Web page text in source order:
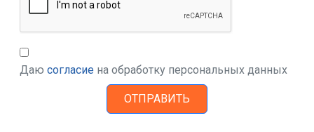
Даю согласие на обработку персональных данных
ОТПРАВИТЬ